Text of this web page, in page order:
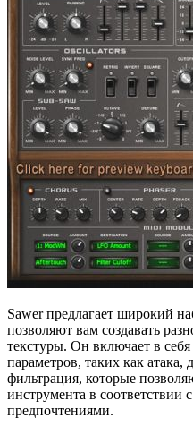
Sawer предлагает широкий
позволяют вам создавать
текстуры. Он включает в
параметров, таких как атака,
фильтрация, которые
инструмента в
предпочтениями.